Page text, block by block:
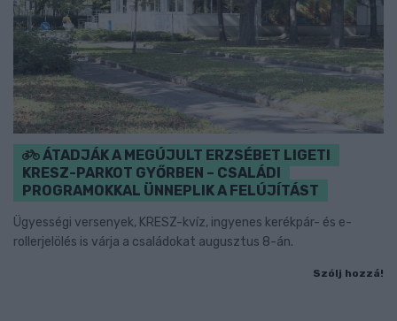
ÁTADJÁK A MEGÚJULT ERZSÉBET LIGETI
KRESZ-PARKOT GYŐRBEN – CSALÁDI
PROGRAMOKKAL ÜNNEPLIK A FELÚJÍTÁST
Ügyességi versenyek, KRESZ-kvíz, ingyenes kerékpár- és e-
rollerjelölés is várja a családokat augusztus 8-án.
Szólj hozzá!